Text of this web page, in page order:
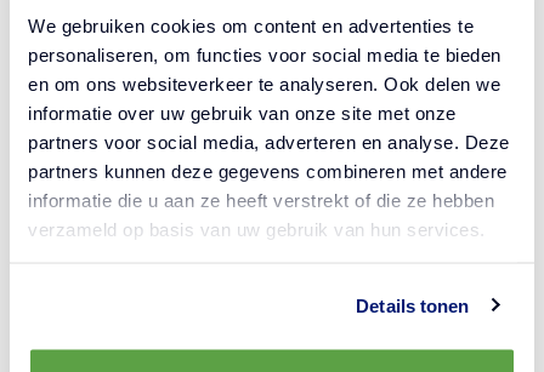
We gebruiken cookies om content en advertenties te
personaliseren, om functies voor social media te bieden
en om ons websiteverkeer te analyseren. Ook delen we
informatie over uw gebruik van onze site met onze
partners voor social media, adverteren en analyse. Deze
partners kunnen deze gegevens combineren met andere
informatie die u aan ze heeft verstrekt of die ze hebben
verzameld op basis van uw gebruik van hun services.
Details tonen
Development Chef per un gruppo di 18 locali.
Una combinazione di tecnica e passione per la
cucina.